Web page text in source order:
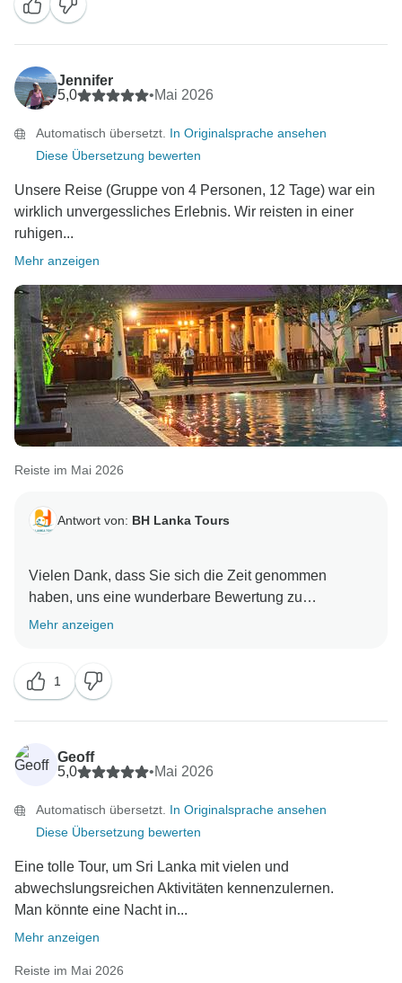
Jennifer
5,0
•Mai 2026
Automatisch übersetzt. In Originalsprache ansehen
Diese Übersetzung bewerten
Unsere Reise (Gruppe von 4 Personen, 12 Tage) war ein
wirklich unvergessliches Erlebnis. Wir reisten in einer
ruhigen...
Mehr anzeigen
Reiste im Mai 2026
Antwort von: BH Lanka Tours
Vielen Dank, dass Sie sich die Zeit genommen
haben, uns eine wunderbare Bewertung zu
hinterlassen. Es freut uns sehr zu hören, dass Ihnen
Mehr anzeigen
1
Geoff
5,0
•Mai 2026
Automatisch übersetzt. In Originalsprache ansehen
Diese Übersetzung bewerten
Eine tolle Tour, um Sri Lanka mit vielen und
abwechslungsreichen Aktivitäten kennenzulernen.
Man könnte eine Nacht in...
Mehr anzeigen
Reiste im Mai 2026